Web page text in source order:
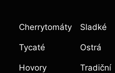
Cherrytomáty Sladké
Tycaté Ostrá
Hovory Tradiční